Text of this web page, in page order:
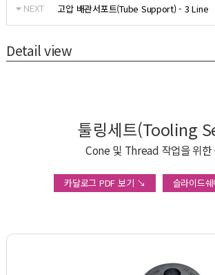
NEXT 고압 배관서포트(Tube Support) - 3 Line
Detail view
툴링세트(Tooling
Cone 및 Thread 작업을 위한
카달로그 PDF 보기 ↘ 슬라이드